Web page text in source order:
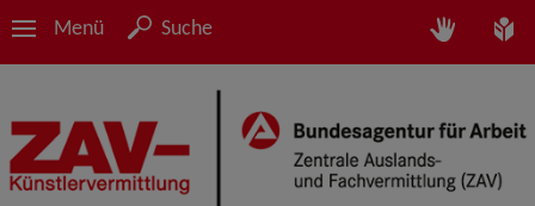
Menü Suche